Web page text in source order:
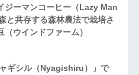
ジーマンコーヒー（Lazy Man
と共存する森林農法で栽培さ
（ウインドファーム）
ャギシル（Nyagishiru）」で